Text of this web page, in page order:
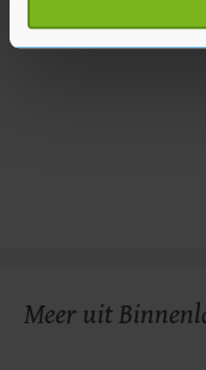
verwerkt en stel uw
U kunt uw
Meer uit